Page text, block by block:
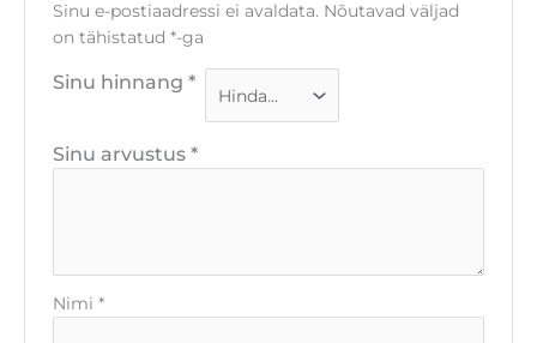
Sinu e-postiaadressi ei avaldata. Nõutavad väljad
on tähistatud *-ga
Sinu hinnang *
Sinu arvustus *
Nimi *